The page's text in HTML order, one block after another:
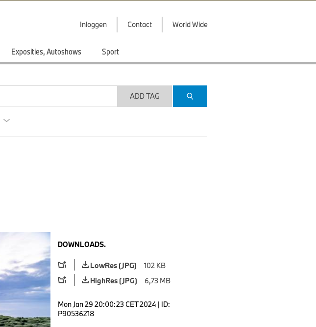
Inloggen Contact World Wide
Exposities, Autoshows Sport
ADD TAG
DOWNLOADS.
LowRes (JPG)
102 KB
HighRes (JPG)
6,73 MB
Mon Jan 29 20:00:23 CET 2024 | ID:
P90536218